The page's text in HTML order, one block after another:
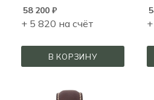
58 200 ₽
+ 5 820 на счёт
В КОРЗИНУ